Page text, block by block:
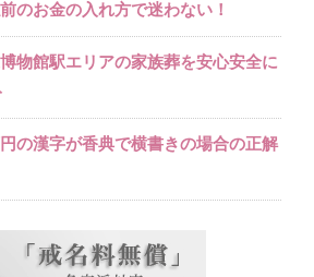
のお金の入れ方で迷わない！
物館駅エリアの家族葬を安心安全に
の漢字が香典で横書きの場合の正解